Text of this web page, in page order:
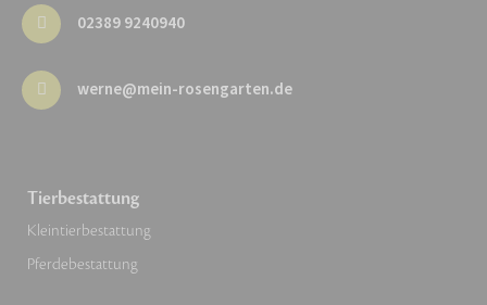
02389 9240940
werne@mein-rosengarten.de
Tierbestattung
Kleintierbestattung
Pferdebestattung